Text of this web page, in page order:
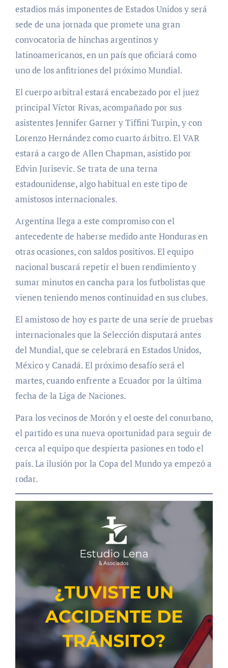
estadios más imponentes de Estados Unidos y será
sede de una jornada que promete una gran
convocatoria de hinchas argentinos y
latinoamericanos, en un país que oficiará como
uno de los anfitriones del próximo Mundial.
El cuerpo arbitral estará encabezado por el juez
principal Víctor Rivas, acompañado por sus
asistentes Jennifer Garner y Tiffini Turpin, y con
Lorenzo Hernández como cuarto árbitro. El VAR
estará a cargo de Allen Chapman, asistido por
Edvin Jurisevic. Se trata de una terna
estadounidense, algo habitual en este tipo de
amistosos internacionales.
Argentina llega a este compromiso con el
antecedente de haberse medido ante Honduras en
otras ocasiones, con saldos positivos. El equipo
nacional buscará repetir el buen rendimiento y
sumar minutos en cancha para los futbolistas que
vienen teniendo menos continuidad en sus clubes.
El amistoso de hoy es parte de una serie de pruebas
internacionales que la Selección disputará antes
del Mundial, que se celebrará en Estados Unidos,
México y Canadá. El próximo desafío será el
martes, cuando enfrente a Ecuador por la última
fecha de la Liga de Naciones.
Para los vecinos de Morón y el oeste del conurbano,
el partido es una nueva oportunidad para seguir de
cerca al equipo que despierta pasiones en todo el
país. La ilusión por la Copa del Mundo ya empezó a
rodar.